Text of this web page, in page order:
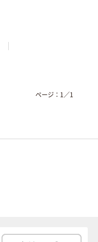
ページ： 1 ／1